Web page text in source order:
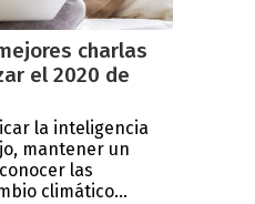
charlas
el 2020 de
la inteligencia
mantener un
las
climático...